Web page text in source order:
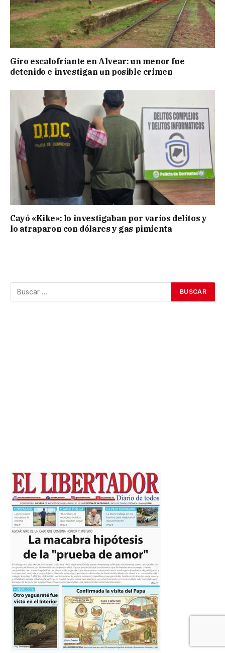
Giro escalofriante en Alvear: un menor fue
detenido e investigan un posible crimen
Cayó «Kike»: lo investigaban por varios delitos y
lo atraparon con dólares y gas pimienta